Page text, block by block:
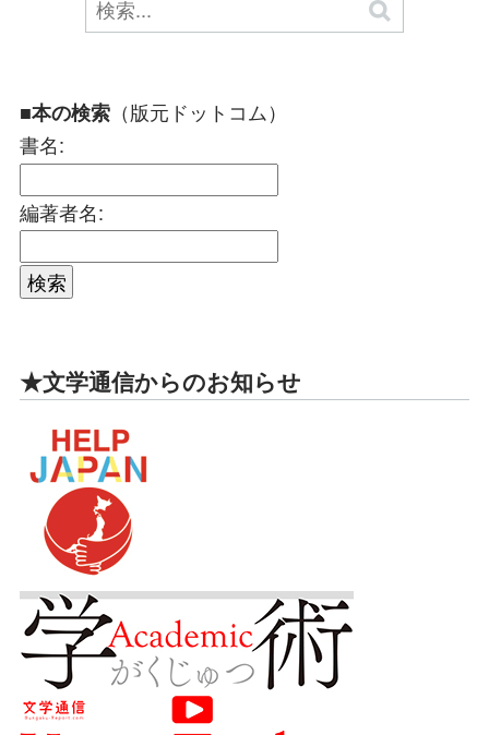
■本の検索 （版元ドットコム）
書名:
編著者名:
★文学通信からのお知らせ